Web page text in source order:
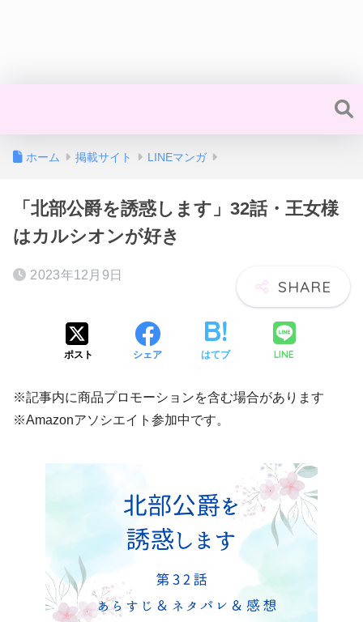
ホーム 掲載サイト LINEマンガ
「北部公爵を誘惑します」32話・王女様
はカルシオンが好き
2023年12月9日
ポスト シェア はてブ LINE
※記事内に商品プロモーションを含む場合があります
※Amazonアソシエイト参加中です。